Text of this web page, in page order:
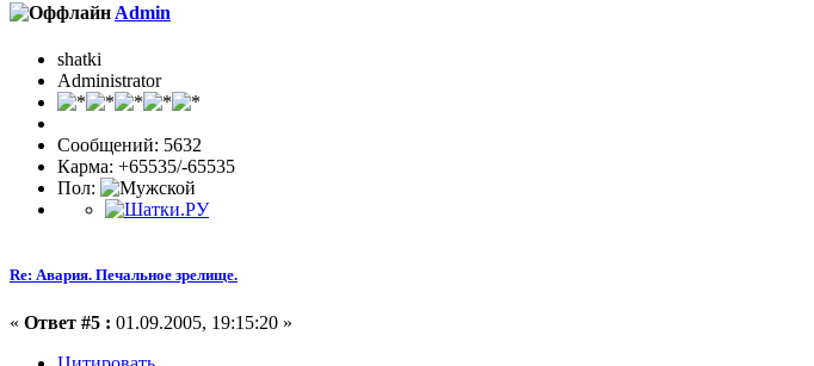
Admin
shatki
Administrator
Сообщений: 5632
Карма: +65535/-65535
Пол:
Re: Авария. Печальное зрелище.
« Ответ #5 : 01.09.2005, 19:15:20 »